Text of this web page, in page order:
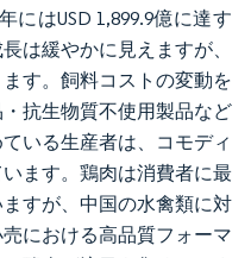
にはUSD 1,899.9億に達す
は緩やかに見えますが、
す。飼料コストの変動を
抗生物質不使用製品など
いる生産者は、コモディ
ます。鶏肉は消費者に最
すが、中国の水禽類に対
における高品質フォーマ